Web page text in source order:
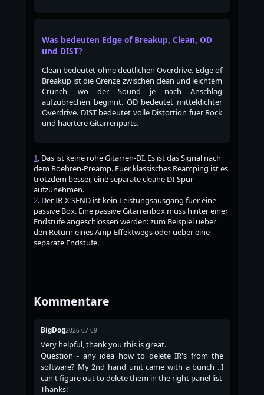
Was bedeuten Edge of Breakup, Clean, OD
und DIST?
Clean bedeutet ohne deutlichen Overdrive. Edge of
Breakup ist die Grenze zwischen clean und leichtem
Crunch, wo der Sound je nach Anschlag
aufzubrechen beginnt. OD bedeutet mitteldichter
Overdrive. DIST bedeutet volle Distortion fuer Rock
und haertere Gitarrenparts.
1. Das ist keine rohe Gitarren-DI. Es ist das Signal nach
dem Roehren-Preamp. Fuer klassisches Reamping ist es
trotzdem besser, eine separate cleane DI-Spur
aufzunehmen.
2. Der IR-X SEND ist kein Leistungsausgang fuer eine
passive Box. Eine passive Gitarrenbox muss hinter einer
Endstufe angeschlossen werden: zum Beispiel ueber
den Return eines Amp-Effektwegs oder ueber eine
separate Endstufe.
Kommentare
BigDog2026-07-09
Very helpful, thank you this is great.
Question - any idea how to delete IR's from the
software? My 2nd hand unit came with a bunch ..I
can't figure out to delete them in the right panel list
Thanks!